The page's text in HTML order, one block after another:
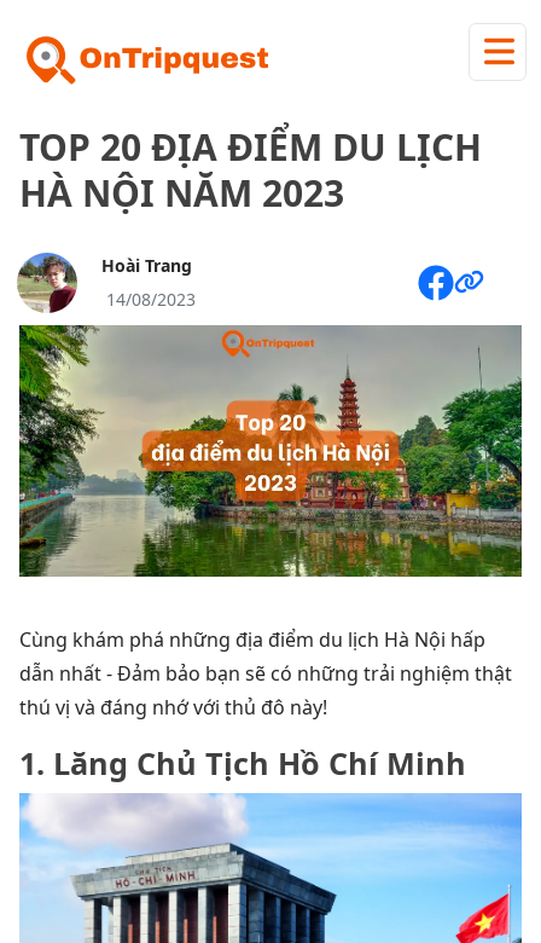
TOP 20 ĐỊA ĐIỂM DU LỊCH
HÀ NỘI NĂM 2023
Hoài Trang
14/08/2023
Cùng khám phá những địa điểm du lịch Hà Nội hấp
dẫn nhất - Đảm bảo bạn sẽ có những trải nghiệm thật
thú vị và đáng nhớ với thủ đô này!
1. Lăng Chủ Tịch Hồ Chí Minh